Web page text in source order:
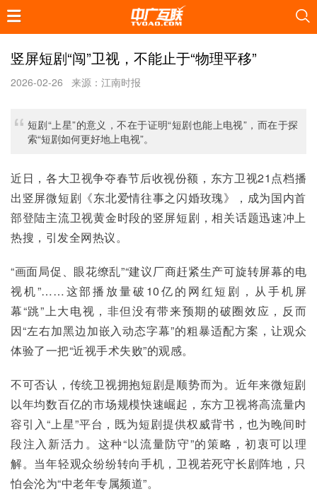
竖屏短剧“闯”卫视，不能止于“物理平移”
2026-02-26 来源：江南时报
短剧“上星”的意义，不在于证明“短剧也能上电视”，而在于探
索“短剧如何更好地上电视”。
近日，各大卫视争夺春节后收视份额，东方卫视21点档播
出竖屏微短剧《东北爱情往事之闪婚玫瑰》，成为国内首
部登陆主流卫视黄金时段的竖屏短剧，相关话题迅速冲上
热搜，引发全网热议。
“画面局促、眼花缭乱”“建议厂商赶紧生产可旋转屏幕的电
视机”……这部播放量破10亿的网红短剧，从手机屏
幕“跳”上大电视，非但没有带来预期的破圈效应，反而
因“左右加黑边加嵌入动态字幕”的粗暴适配方案，让观众
体验了一把“近视手术失败”的观感。
不可否认，传统卫视拥抱短剧是顺势而为。近年来微短剧
以年均数百亿的市场规模快速崛起，东方卫视将高流量内
容引入“上星”平台，既为短剧提供权威背书，也为晚间时
段注入新活力。这种“以流量防守”的策略，初衷可以理
解。当年轻观众纷纷转向手机，卫视若死守长剧阵地，只
怕会沦为“中老年专属频道”。